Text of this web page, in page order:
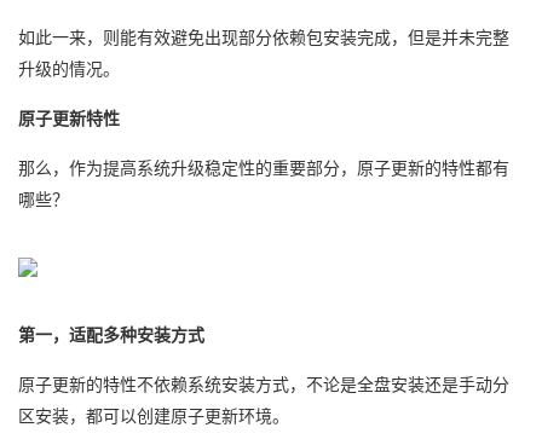
如此一来，则能有效避免出现部分依赖包安装完成，但是并未完整
升级的情况。
原子更新特性
那么，作为提高系统升级稳定性的重要部分，原子更新的特性都有
哪些？
第一，适配多种安装方式
原子更新的特性不依赖系统安装方式，不论是全盘安装还是手动分
区安装，都可以创建原子更新环境。